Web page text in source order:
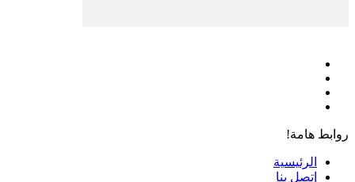
روابط هامة!
الرئيسية
إتصل بنا